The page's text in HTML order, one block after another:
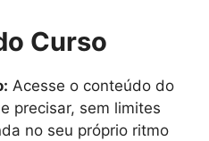
Curso
Acesse o conteúdo do
precisar, sem limites
no seu próprio ritmo